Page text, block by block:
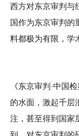
西方对东京审判与
国作为东京审判的
料都极为有限，学
《东京审判·中国
的水面，激起千层
注，甚至得到国家